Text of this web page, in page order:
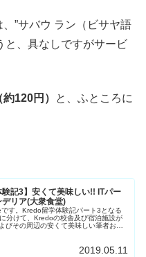
、”サバウ ラン（ビサヤ語
と、具なしですがサービ
120円）
と、ふところに
験記3】安くて美味しい!! ITパー
リア(大衆食堂)
す。Kredo留学体験記パート3となる
分けて、Kredoの校舎及び宿泊施設が
びその周辺の安くて美味しい筆者おす
留学中ほぼ毎日、朝は食べず、昼と夜
2019.05.11